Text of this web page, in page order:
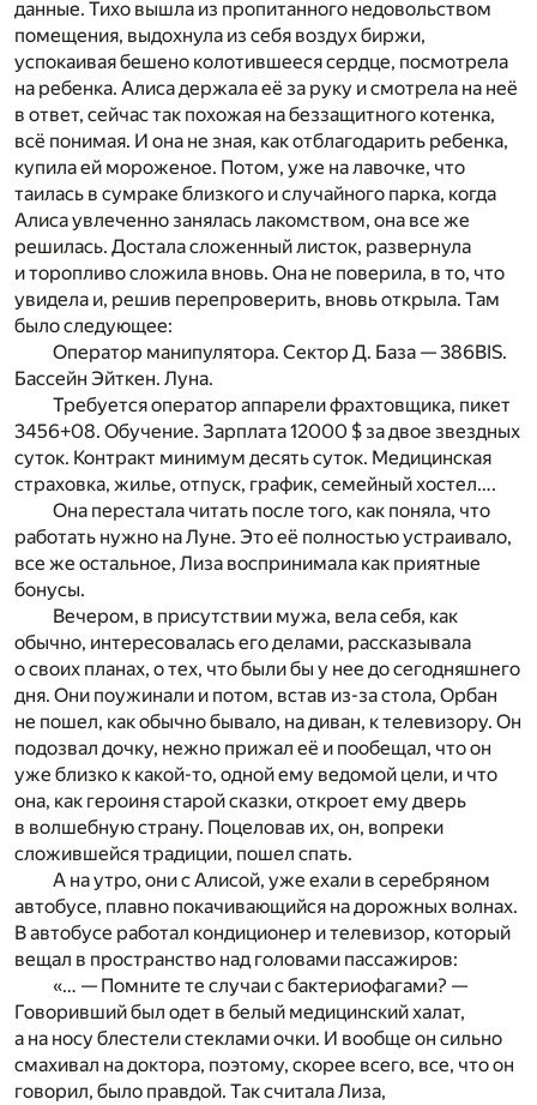
данные. Тихо вышла из пропитанного недовольством
помещения, выдохнула из себя воздух биржи,
успокаивая бешено колотившееся сердце, посмотрела
на ребенка. Алиса держала её за руку и смотрела на неё
в ответ, сейчас так похожая на беззащитного котенка,
всё понимая. И она не зная, как отблагодарить ребенка,
купила ей мороженое. Потом, уже на лавочке, что
таилась в сумраке близкого и случайного парка, когда
Алиса увлеченно занялась лакомством, она все же
решилась. Достала сложенный листок, развернула
и торопливо сложила вновь. Она не поверила, в то, что
увидела и, решив перепроверить, вновь открыла. Там
было следующее:
Оператор манипулятора. Сектор Д. База — 386BIS.
Бассейн Эйткен. Луна.
Требуется оператор аппарели фрахтовщика, пикет
3456+08. Обучение. Зарплата 12000 $ за двое звездных
суток. Контракт минимум десять суток. Медицинская
страховка, жилье, отпуск, график, семейный хостел….
Она перестала читать после того, как поняла, что
работать нужно на Луне. Это её полностью устраивало,
все же остальное, Лиза воспринимала как приятные
бонусы.
Вечером, в присутствии мужа, вела себя, как
обычно, интересовалась его делами, рассказывала
о своих планах, о тех, что были бы у нее до сегодняшнего
дня. Они поужинали и потом, встав из-за стола, Орбан
не пошел, как обычно бывало, на диван, к телевизору. Он
подозвал дочку, нежно прижал её и пообещал, что он
уже близко к какой-то, одной ему ведомой цели, и что
она, как героиня старой сказки, откроет ему дверь
в волшебную страну. Поцеловав их, он, вопреки
сложившейся традиции, пошел спать.
А на утро, они с Алисой, уже ехали в серебряном
автобусе, плавно покачивающийся на дорожных волнах.
В автобусе работал кондиционер и телевизор, который
вещал в пространство над головами пассажиров:
«… — Помните те случаи с бактериофагами? —
Говоривший был одет в белый медицинский халат,
а на носу блестели стеклами очки. И вообще он сильно
смахивал на доктора, поэтому, скорее всего, все, что он
говорил, было правдой. Так считала Лиза,